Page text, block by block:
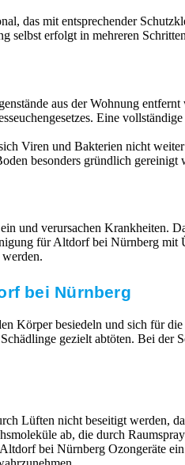
das mit entsprechender
selbst erfolgt in mehreren
aus der Wohnung
Eine
Viren und Bakterien nicht
besonders gründlich
und verursachen Krankheiten.
für Altdorf bei Nürnberg mit
bei Nürnberg
Körper besiedeln und sich für
gezielt abtöten. Bei der
Lüften nicht beseitigt werden,
ab, die durch
bei Nürnberg Ozongeräte